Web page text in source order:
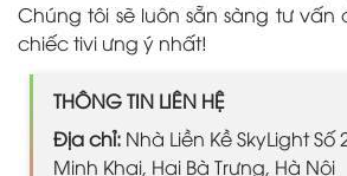
Chúng tôi sẽ luôn sẵn sàng tư
chiếc tivi ưng ý nhất!
THÔNG TIN LIÊN HỆ
Địa chỉ: Nhà Liền Kề SkyLight
Minh Khai, Hai Bà Trưng, Hà Nội